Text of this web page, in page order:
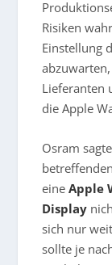
Risiken
Einstellung
Lieferanten
die Apple
Osram
eineApple
Display
sich nur
sollte je